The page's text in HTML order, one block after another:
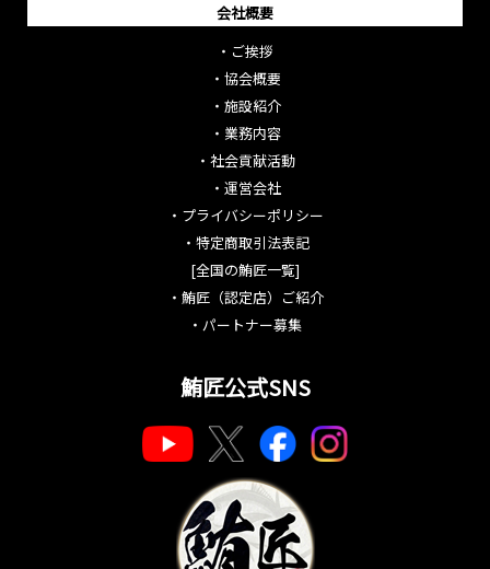
会社概要
・ ご挨拶
・ 協会概要
・ 施設紹介
・ 業務内容
・ 社会貢献活動
・ 運営会社
・ プライバシーポリシー
・ 特定商取引法表記
[全国の鮪匠一覧]
・ 鮪匠（認定店）ご紹介
・ パートナー募集
鮪匠公式SNS